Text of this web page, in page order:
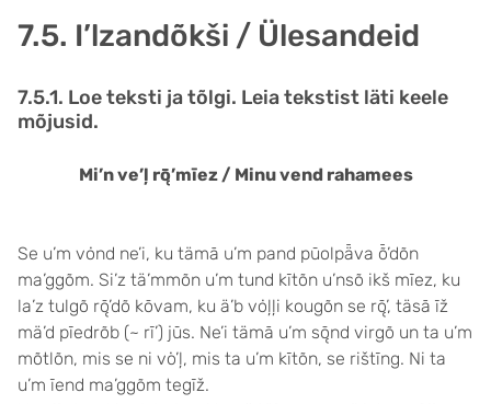
7.5. I’lzandõkši / Ülesandeid
7.5.1. Loe teksti ja tõlgi. Leia tekstist läti keele
mõjusid.
Mi’n ve’ļ rǭ’mīez / Minu vend rahamees
Se u’m vȯnd ne’i, ku tämā u’m pand pūolpǟva ȭ’dõn
ma’ggõm. Si’z tä’mmõn u’m tund kītõn u’nsõ ikš mīez, ku
la’z tulgõ rǭ’dõ kōvam, ku ä’b vȯļļi kougõn se rǭ’, täsā īž
mä’d pīedrõb (~ rī’) jūs. Ne’i tämā u’m sǭnd virgõ un ta u’m
mõtlõn, mis se ni vȯ’ļ, mis ta u’m kītõn, se rištīng. Ni ta
u’m īend ma’ggõm tegīž.